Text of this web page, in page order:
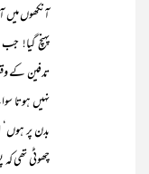
آنکھوں میں
پہنچ گیا!
تدفین کے
نہیں
بدن پر
چھوٹی تھی